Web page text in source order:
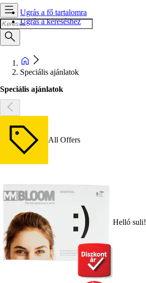
Ugrás a fő tartalomra
Ugrás a kereséshez
Speciális ajánlatok
Speciális ajánlatok
All Offers
Helló suli!